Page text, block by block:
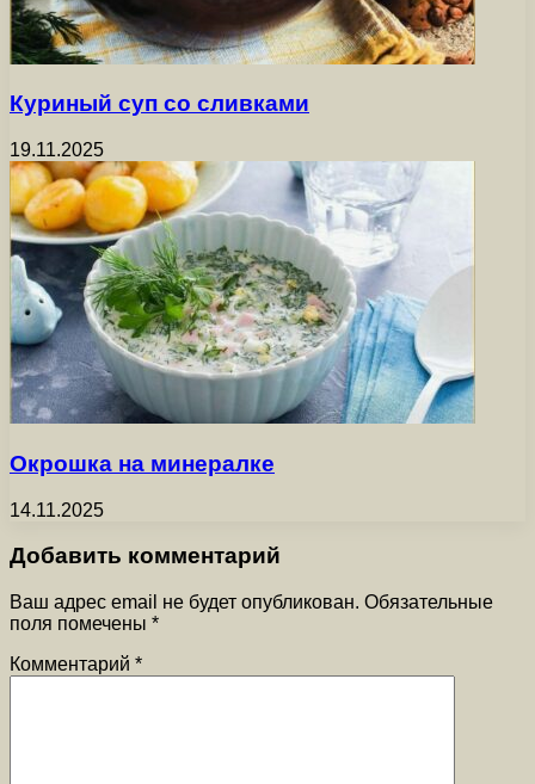
Куриный суп со сливками
19.11.2025
Окрошка на минералке
14.11.2025
Добавить комментарий
Ваш адрес email не будет опубликован. Обязательные
поля помечены *
Комментарий *